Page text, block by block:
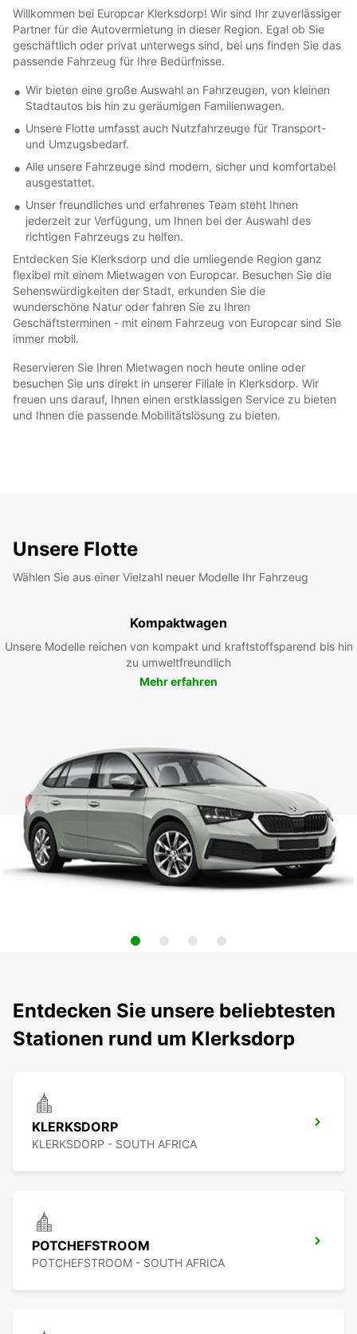
Willkommen bei Europcar Klerksdorp! Wir sind Ihr zuverlässiger
Partner für die Autovermietung in dieser Region. Egal ob Sie
geschäftlich oder privat unterwegs sind, bei uns finden Sie das
passende Fahrzeug für Ihre Bedürfnisse.
Wir bieten eine große Auswahl an Fahrzeugen, von kleinen
Stadtautos bis hin zu geräumigen Familienwagen.
Unsere Flotte umfasst auch Nutzfahrzeuge für Transport-
und Umzugsbedarf.
Alle unsere Fahrzeuge sind modern, sicher und komfortabel
ausgestattet.
Unser freundliches und erfahrenes Team steht Ihnen
jederzeit zur Verfügung, um Ihnen bei der Auswahl des
richtigen Fahrzeugs zu helfen.
Entdecken Sie Klerksdorp und die umliegende Region ganz
flexibel mit einem Mietwagen von Europcar. Besuchen Sie die
Sehenswürdigkeiten der Stadt, erkunden Sie die
wunderschöne Natur oder fahren Sie zu Ihren
Geschäftsterminen - mit einem Fahrzeug von Europcar sind Sie
immer mobil.
Reservieren Sie Ihren Mietwagen noch heute online oder
besuchen Sie uns direkt in unserer Filiale in Klerksdorp. Wir
freuen uns darauf, Ihnen einen erstklassigen Service zu bieten
und Ihnen die passende Mobilitätslösung zu bieten.
Unsere Flotte
Wählen Sie aus einer Vielzahl neuer Modelle Ihr Fahrzeug
Kompaktwagen
Unsere Modelle reichen von kompakt und kraftstoffsparend bis hin
zu umweltfreundlich
Mehr erfahren
Entdecken Sie unsere beliebtesten
Stationen rund um Klerksdorp
KLERKSDORP
KLERKSDORP - SOUTH AFRICA
POTCHEFSTROOM
POTCHEFSTROOM - SOUTH AFRICA